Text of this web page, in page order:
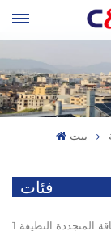
بيت
فئات